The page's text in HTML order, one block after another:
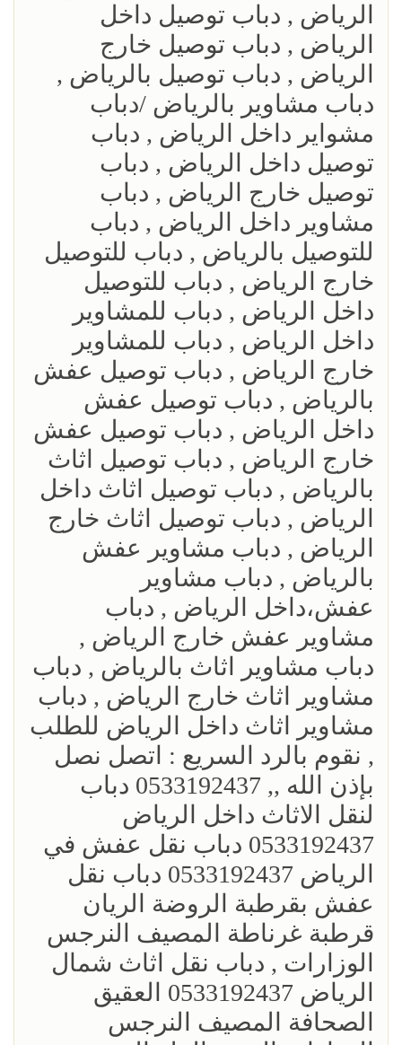
الرياض , دباب توصيل داخل
الرياض , دباب توصيل خارج
الرياض , دباب توصيل بالرياض ,
دباب مشاوير بالرياض /دباب
مشواير داخل الرياض , دباب
توصيل داخل الرياض , دباب
توصيل خارج الرياض , دباب
مشاوير داخل الرياض , دباب
للتوصيل بالرياض , دباب للتوصيل
خارج الرياض , دباب للتوصيل
داخل الرياض , دباب للمشاوير
داخل الرياض , دباب للمشاوير
خارج الرياض , دباب توصيل عفش
بالرياض , دباب توصيل عفش
داخل الرياض , دباب توصيل عفش
خارج الرياض , دباب توصيل اثاث
بالرياض , دباب توصيل اثاث داخل
الرياض , دباب توصيل اثاث خارج
الرياض , دباب مشاوير عفش
بالرياض , دباب مشاوير
عفش،داخل الرياض , دباب
مشاوير عفش خارج الرياض ,
دباب مشاوير اثاث بالرياض , دباب
مشاوير اثاث خارج الرياض , دباب
مشاوير اثاث داخل الرياض للطلب
, نقوم بالرد السريع : اتصل نصل
بإذن الله ,, 0533192437 دباب
لنقل الاثاث داخل الرياض
0533192437 دباب نقل عفش في
الرياض 0533192437 دباب نقل
عفش بقرطبة الروضة الريان
قرطبة غرناطة المصيف النرجس
الوزارات , دباب نقل اثاث شمال
الرياض 0533192437 العقيق
الصحافة المصيف النرجس